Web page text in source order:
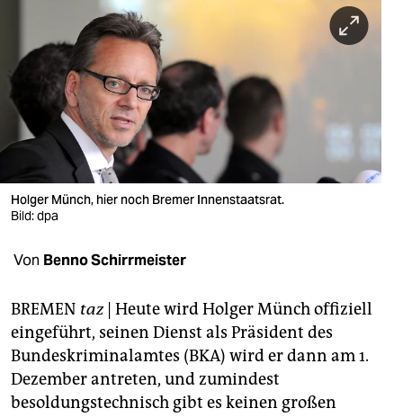
nord
wahrheit
verlag
verlag
veranstaltungen
shop
unterstützen
abo
genossenschaft
Holger Münch, hier noch Bremer Innenstaatsrat.
Bild: dpa
Von Benno Schirrmeister
BREMEN taz| Heute wird Holger Münch offiziell
eingeführt, seinen Dienst als Präsident des
Bundeskriminalamtes (BKA) wird er dann am 1.
Dezember antreten, und zumindest
besoldungstechnisch gibt es keinen großen